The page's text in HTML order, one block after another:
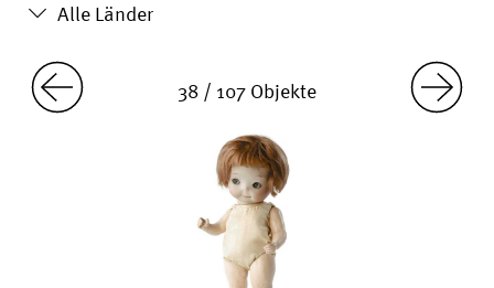
Alle Länder
38 / 107 Objekte